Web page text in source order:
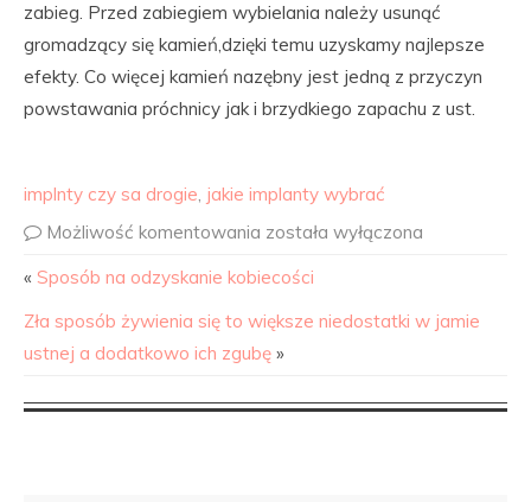
zabieg. Przed zabiegiem wybielania należy usunąć
gromadzący się kamień,dzięki temu uzyskamy najlepsze
efekty. Co więcej kamień nazębny jest jedną z przyczyn
powstawania próchnicy jak i brzydkiego zapachu z ust.
implnty czy sa drogie, jakie implanty wybrać
Możliwość komentowania została wyłączona
« Sposób na odzyskanie kobiecości
Zła sposób żywienia się to większe niedostatki w jamie
ustnej a dodatkowo ich zgubę »